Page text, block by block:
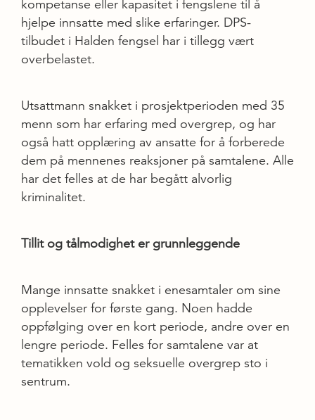
kompetanse eller kapasitet i fengslene til å
hjelpe innsatte med slike erfaringer. DPS-
tilbudet i Halden fengsel har i tillegg vært
overbelastet.
Utsattmann snakket i prosjektperioden med 35
menn som har erfaring med overgrep, og har
også hatt opplæring av ansatte for å forberede
dem på mennenes reaksjoner på samtalene. Alle
har det felles at de har begått alvorlig
kriminalitet.
Tillit og tålmodighet er grunnleggende
Mange innsatte snakket i enesamtaler om sine
opplevelser for første gang. Noen hadde
oppfølging over en kort periode, andre over en
lengre periode. Felles for samtalene var at
tematikken vold og seksuelle overgrep sto i
sentrum.